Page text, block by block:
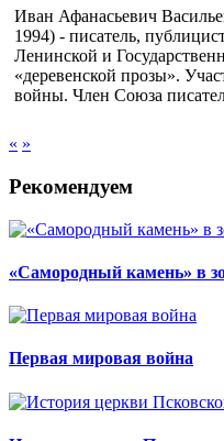
Иван Афанасьевич
1994) - писатель,
Ленинской и
«деревенской прозы».
войны. Член Союза
« »
Рекомендуем
«Самородный камень» в
Первая мировая война